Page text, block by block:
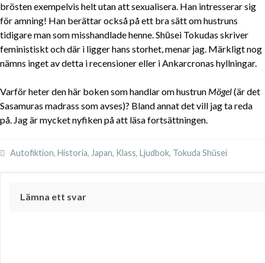
brösten exempelvis helt utan att sexualisera. Han intresserar sig
för amning! Han berättar också på ett bra sätt om hustruns
tidigare man som misshandlade henne. Shūsei Tokudas skriver
feministiskt och där i ligger hans storhet, menar jag. Märkligt nog
nämns inget av detta i recensioner eller i Ankarcronas hyllningar.
Varför heter den här boken som handlar om hustrun Mögel(är det
Sasamuras madrass som avses)? Bland annat det vill jag ta reda
på. Jag är mycket nyfiken på att läsa fortsättningen.
Autofiktion, Historia, Japan, Klass, Ljudbok, Tokuda Shüsei
Lämna ett svar